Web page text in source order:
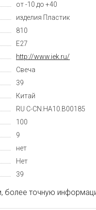
от -10 до +40
изделия Пластик
810
E27
http://www.iek.ru/
Свеча
39
Китай
RU C-CN.HA10.B00185
100
9
нет
Нет
39
точную